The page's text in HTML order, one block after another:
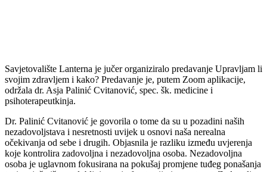
Savjetovalište Lanterna je jučer organiziralo predavanje Upravljam li
svojim zdravljem i kako? Predavanje je, putem Zoom aplikacije,
održala dr. Asja Palinić Cvitanović, spec. šk. medicine i
psihoterapeutkinja.
Dr. Palinić Cvitanović je govorila o tome da su u pozadini naših
nezadovoljstava i nesretnosti uvijek u osnovi naša nerealna
očekivanja od sebe i drugih. Objasnila je razliku između uvjerenja
koje kontrolira zadovoljna i nezadovoljna osoba. Nezadovoljna
osoba je uglavnom fokusirana na pokušaj promjene tuđeg ponašanja